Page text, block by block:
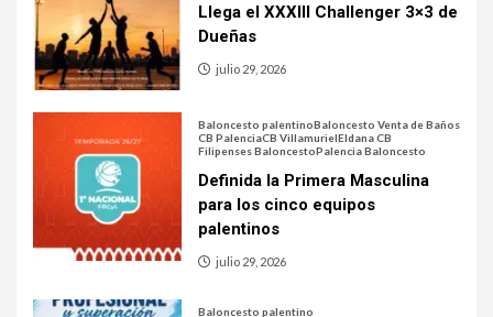
Llega el XXXIII Challenger 3×3 de
Dueñas
julio 29, 2026
Baloncesto palentinoBaloncesto Venta de Baños
CB PalenciaCB VillamurielEldana CB
Filipenses BaloncestoPalencia Baloncesto
Definida la Primera Masculina
para los cinco equipos
palentinos
julio 29, 2026
Baloncesto palentino